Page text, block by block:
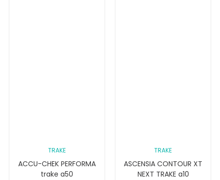
TRAKE
ACCU-CHEK PERFORMA
trake a50
TRAKE
ASCENSIA CONTOUR XT
NEXT TRAKE a10